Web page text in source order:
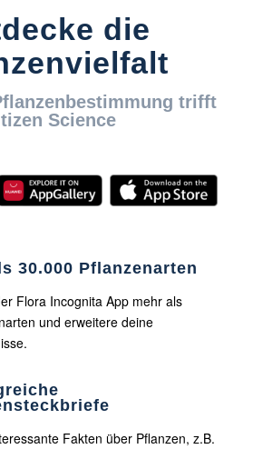
die
trifft
Science
30.000 Pflanzenarten
Flora Incognita App mehr als
und erweitere deine
Fakten über Pflanzen, z.B.